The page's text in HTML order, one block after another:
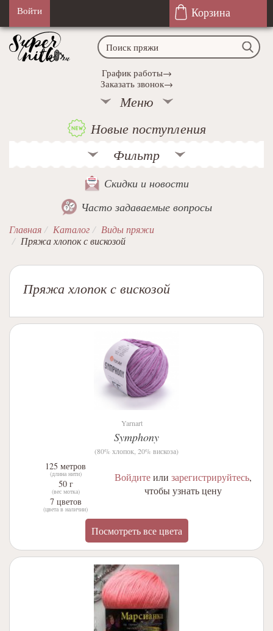
Войти Корзина
График работы→
Заказать звонок→
Меню
Новые поступления
Фильтр
Скидки и новости
Часто задаваемые вопросы
Главная Каталог
Виды пряжи
Пряжа хлопок с вискозой
Пряжа хлопок с вискозой
Yarnart
Symphony
(80% хлопок, 20% вискоза)
125 метров
(длина нити)
50 г
(вес мотка)
7 цветов
(цвета в наличии)
Войдитеили зарегистрируйтесь,
чтобы узнать цену
Посмотреть все цвета